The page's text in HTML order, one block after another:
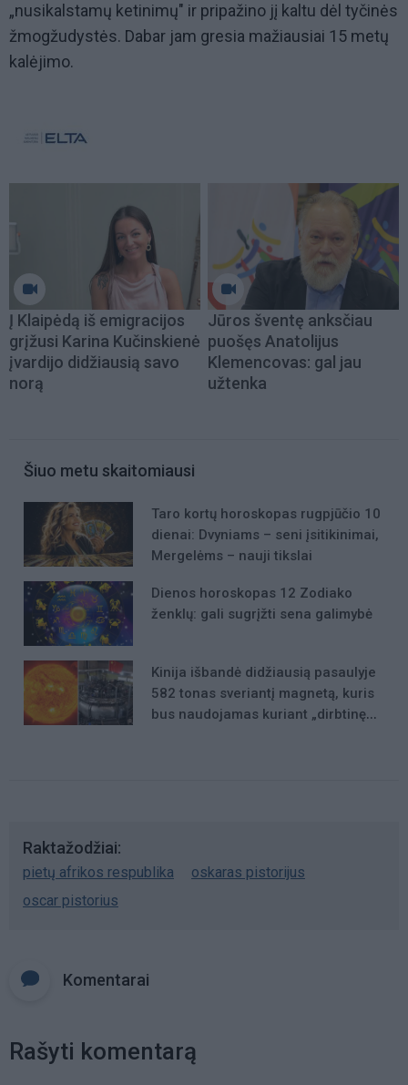
„nusikalstamų ketinimų" ir pripažino jį kaltu dėl tyčinės
žmogžudystės. Dabar jam gresia mažiausiai 15 metų
kalėjimo.
Į Klaipėdą iš emigracijos
grįžusi Karina Kučinskienė
įvardijo didžiausią savo
norą
Jūros šventę anksčiau
puošęs Anatolijus
Klemencovas: gal jau
užtenka
Šiuo metu skaitomiausi
Taro kortų horoskopas rugpjūčio 10
dienai: Dvyniams – seni įsitikinimai,
Mergelėms – nauji tikslai
Dienos horoskopas 12 Zodiako
ženklų: gali sugrįžti sena galimybė
Kinija išbandė didžiausią pasaulyje
582 tonas sveriantį magnetą, kuris
bus naudojamas kuriant „dirbtinę
Raktažodžiai
pietų afrikos respublika
oskaras pistorijus
oscar pistorius
Komentarai
Rašyti komentarą